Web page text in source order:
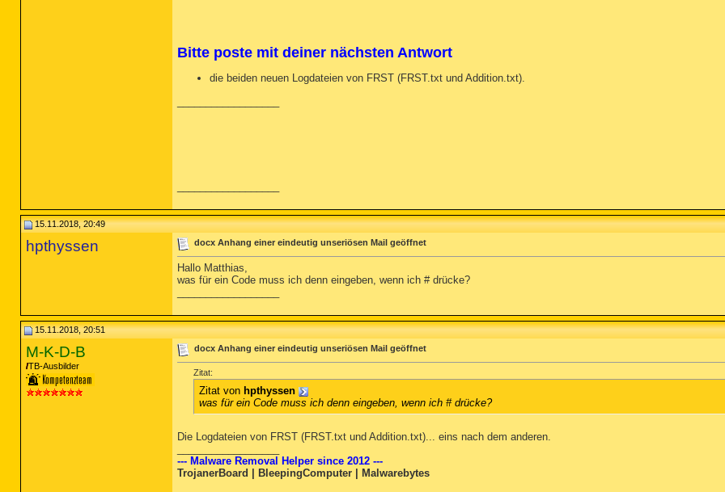
Bitte poste mit deiner nächsten Antwort
die beiden neuen Logdateien von FRST (FRST.txt und Addition.txt).
15.11.2018, 20:49
hpthyssen docx Anhang einer eindeutig unseriösen Mail geöffnet
Hallo Matthias,
was für ein Code muss ich denn eingeben, wenn ich # drücke?
15.11.2018, 20:51
M-K-D-B
TB-Ausbilder
docx Anhang einer eindeutig unseriösen Mail geöffnet
Zitat:
Zitat von hpthyssen
was für ein Code muss ich denn eingeben, wenn ich # drücke?
Die Logdateien von FRST (FRST.txt und Addition.txt)... eins nach dem anderen.
--- Malware Removal Helper since 2012 ---
TrojanerBoard | BleepingComputer | Malwarebytes